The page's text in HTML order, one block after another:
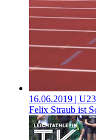
16.06.2019 |
Felix Straub ist